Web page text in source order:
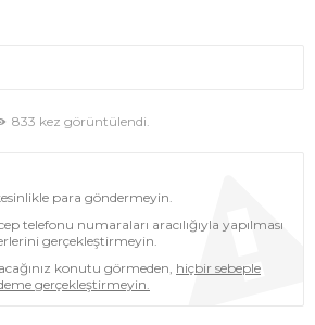
833 kez görüntülendi.
para göndermeyin.
telefonu numaraları aracılığıyla yapılması
gerçekleştirmeyin.
konutu görmeden, hiçbir sebeple
gerçekleştirmeyin.